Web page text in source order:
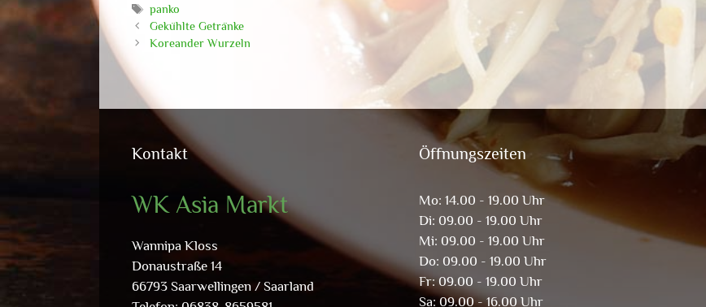
Schlagwörter
panko
Gekühlte Getränke
Koreander Wurzeln
Kontakt
WK Asia Markt
Wannipa Kloss
Donaustraße 14
66793 Saarwellingen / Saarland
Öffnungszeiten
Mo: 14.00 - 19.00 Uhr
Di: 09.00 - 19.00 Uhr
Mi: 09.00 - 19.00 Uhr
Do: 09.00 - 19.00 Uhr
Fr: 09.00 - 19.00 Uhr
Sa: 09.00 - 16.00 Uhr